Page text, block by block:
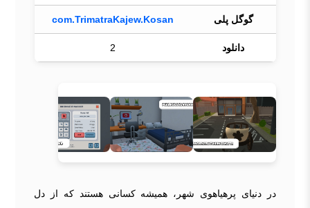
گوگل پلی com.TrimatraKajew.Kosan
دانلود 2
در دنیای پرهیاهوی شهر، همیشه کسانی هستند که از دل